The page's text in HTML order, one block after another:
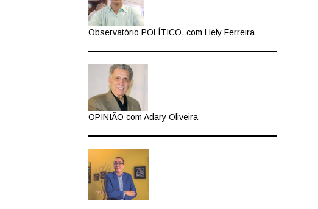
Observatório POLÍTICO, com Hely Ferreira
OPINIÃO com Adary Oliveira